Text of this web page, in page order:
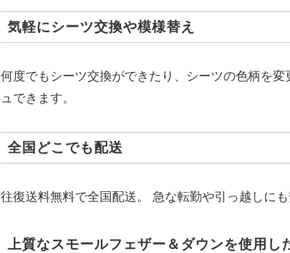
気軽にシーツ交換や模様替え
何度でもシーツ交換ができたり、シーツの色柄を
ュできます。
全国どこでも配送
往復送料無料で全国配送。 急な転勤や引っ越しにも
上質なスモールフェザー＆ダウンを使用し